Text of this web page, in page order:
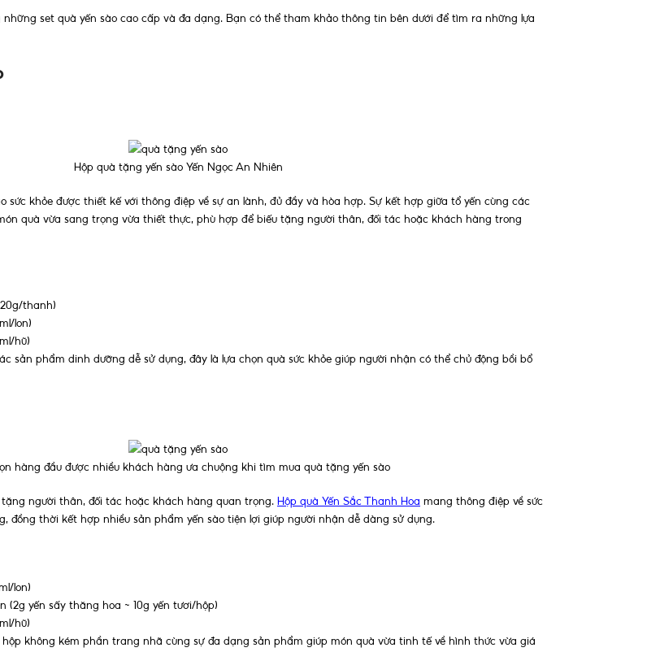
những set quà yến sào cao cấp và đa dạng. Bạn có thể tham khảo thông tin bên dưới để tìm ra những lựa
Hộp quà tặng yến sào Yến Ngọc An Nhiên
sức khỏe được thiết kế với thông điệp về sự an lành, đủ đầy và hòa hợp. Sự kết hợp giữa tổ yến cùng các
quà vừa sang trọng vừa thiết thực, phù hợp để biếu tặng người thân, đối tác hoặc khách hàng trong
thanh)
lon)
hũ)
sản phẩm dinh dưỡng dễ sử dụng, đây là lựa chọn quà sức khỏe giúp người nhận có thể chủ động bồi bổ
hàng đầu được nhiều khách hàng ưa chuộng khi tìm mua quà tặng yến sào
người thân, đối tác hoặc khách hàng quan trọng. Hộp quà Yến Sắc Thanh Hoa mang thông điệp về sức
đồng thời kết hợp nhiều sản phẩm yến sào tiện lợi giúp người nhận dễ dàng sử dụng.
lon)
(2g yến sấy thăng hoa ~ 10g yến tươi/hộp)
hũ)
không kém phần trang nhã cùng sự đa dạng sản phẩm giúp món quà vừa tinh tế về hình thức vừa giá